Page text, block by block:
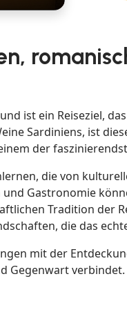
ist ein Reiseziel,
Sardiniens, ist
der
die von
Gastronomie
Tradition der
die das
mit der
Gegenwart verbindet.